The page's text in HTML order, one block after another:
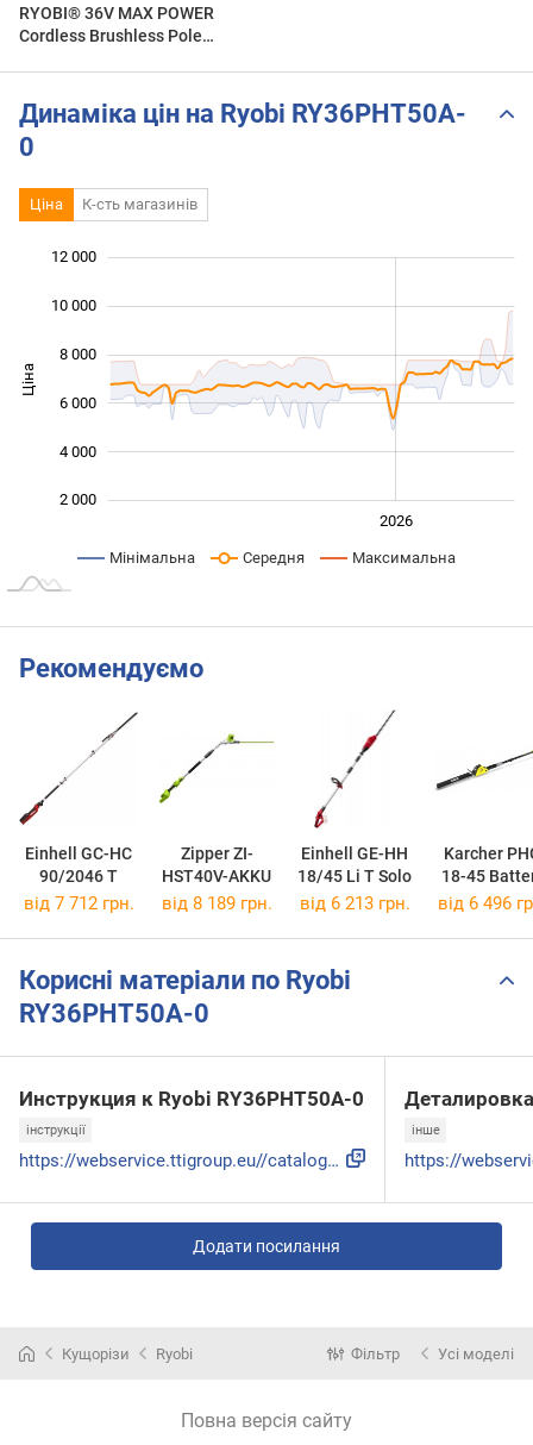
RYOBI® 36V MAX POWER
Cordless Brushless Pole
Динаміка цін на Ryobi RY36PHT50A-
0
Ціна К-сть магазинів
Ціна
2 000
4 000
6 000
8 000
10 000
12 000
2026
Мінімальна Середня Максимальна
Рекомендуємо
Einhell GC-HC
90/2046 T
Zipper ZI-
HST40V-AKKU
Einhell GE-HH
18/45 Li T Solo
Karcher
18-45
1.444-
від 7 712 грн. від 8 189 грн. від 6 213 грн. від 6 496
Корисні матеріали по Ryobi
RY36PHT50A-0
Инструкция к Ryobi RY36PHT50A-0
інструкції
https://webservice.ttigroup.eu//catalog/961479059-01-RY36PH...
Деталировка
інше
Додати посилання
Кущорізи Ryobi Фільтр Усі моделі
Повна версія сайту